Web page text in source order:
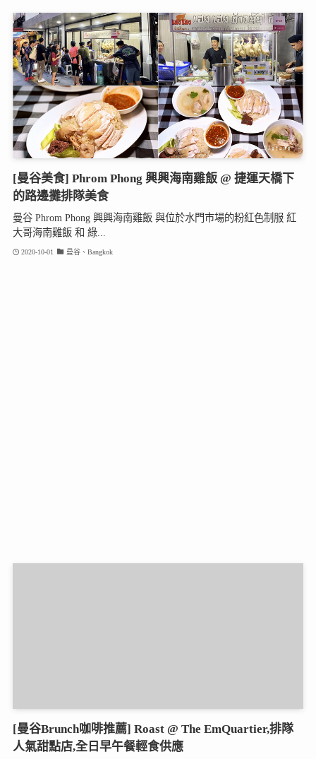
[曼谷美食] Phrom Phong 興興海南雞飯 @ 捷運天橋下
的路邊攤排隊美食
曼谷 Phrom Phong 興興海南雞飯 與位於水門市場的粉紅色制服 紅
大哥海南雞飯 和 綠...
2020-10-01 曼谷、Bangkok
[曼谷Brunch咖啡推薦] Roast @ The EmQuartier,排隊
人氣甜點店,全日早午餐輕食供應